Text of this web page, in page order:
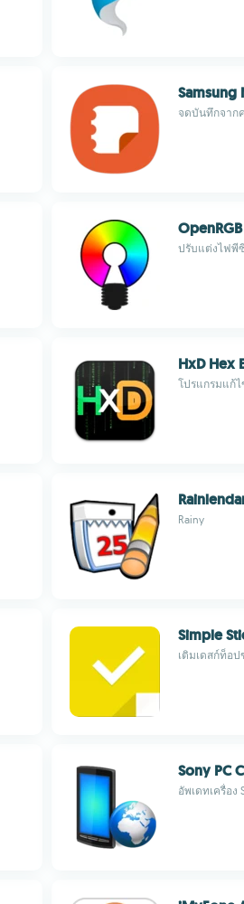
Samsung
จดบันทึกจาก
OpenRGB
ปรับแต่งไฟพี
HxD Hex
โปรแกรมแก้
Rainy
Simple
เติมเดสก์ท็อ
Sony PC
อัพเดทเครื่อง